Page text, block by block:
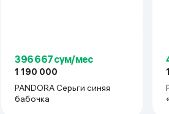
396 667 сум/мес
1 190 000
PANDORA Серьги синяя
бабочка